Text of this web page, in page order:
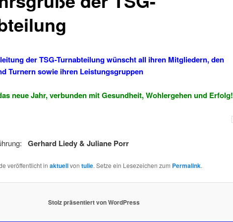
der TSG-Turnabteilung wünscht all ihren Mitgliedern, den
Turnern sowie ihren Leistungsgruppen
neue Jahr, verbunden mit Gesundheit, Wohlergehen und Erfolg!
Gerhard Liedy & Juliane Porr
veröffentlicht in aktuellvon tulie. Setze ein Lesezeichen zum Permalink.
Stolz präsentiert von WordPress